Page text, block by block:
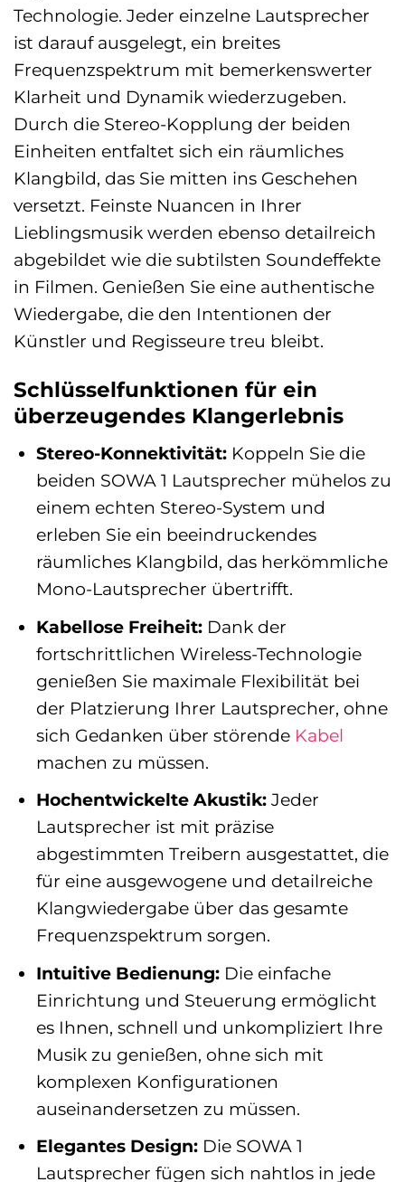
Technologie. Jeder einzelne Lautsprecher
ist darauf ausgelegt, ein breites
Frequenzspektrum mit bemerkenswerter
Klarheit und Dynamik wiederzugeben.
Durch die Stereo-Kopplung der beiden
Einheiten entfaltet sich ein räumliches
Klangbild, das Sie mitten ins Geschehen
versetzt. Feinste Nuancen in Ihrer
Lieblingsmusik werden ebenso detailreich
abgebildet wie die subtilsten Soundeffekte
in Filmen. Genießen Sie eine authentische
Wiedergabe, die den Intentionen der
Künstler und Regisseure treu bleibt.
Schlüsselfunktionen für ein
überzeugendes Klangerlebnis
Stereo-Konnektivität:Koppeln Sie die
beiden SOWA 1 Lautsprecher mühelos zu
einem echten Stereo-System und
erleben Sie ein beeindruckendes
räumliches Klangbild, das herkömmliche
Mono-Lautsprecher übertrifft.
Kabellose Freiheit:Dank der
fortschrittlichen Wireless-Technologie
genießen Sie maximale Flexibilität bei
der Platzierung Ihrer Lautsprecher, ohne
sich Gedanken über störende Kabel
machen zu müssen.
Hochentwickelte Akustik:Jeder
Lautsprecher ist mit präzise
abgestimmten Treibern ausgestattet, die
für eine ausgewogene und detailreiche
Klangwiedergabe über das gesamte
Frequenzspektrum sorgen.
Intuitive Bedienung:Die einfache
Einrichtung und Steuerung ermöglicht
es Ihnen, schnell und unkompliziert Ihre
Musik zu genießen, ohne sich mit
komplexen Konfigurationen
auseinandersetzen zu müssen.
Elegantes Design:Die SOWA 1
Lautsprecher fügen sich nahtlos in jede